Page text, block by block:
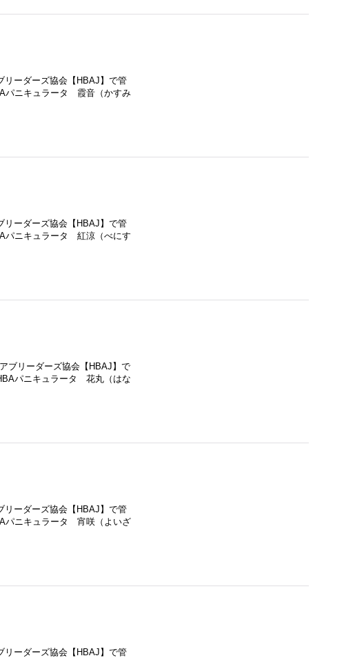
リーダーズ協会【HBAJ】で管
パニキュラータ 霞音（かすみ
リーダーズ協会【HBAJ】で管
パニキュラータ 紅涼（べにす
ブリーダーズ協会【HBAJ】で
パニキュラータ 花丸（はな
リーダーズ協会【HBAJ】で管
パニキュラータ 宵咲（よいざ
リーダーズ協会【HBAJ】で管